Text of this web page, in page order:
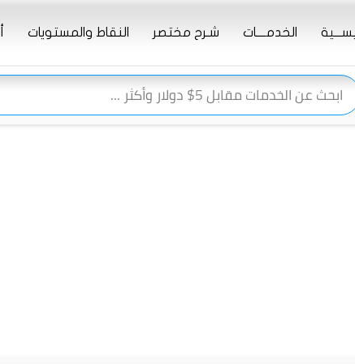
الخدمــــات شـرح مختصر النقاط والمستويات